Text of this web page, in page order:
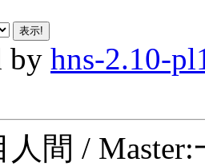
by hns-2.10-
間 /